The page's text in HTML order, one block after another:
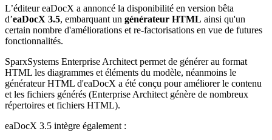
L’éditeur eaDocX a annoncé la disponibilité en version bêta
d’eaDocX 3.5, embarquant un générateur HTML ainsi qu'un
certain nombre d'améliorations et re-factorisations en vue de futures
fonctionnalités.
SparxSystems Enterprise Architect permet de générer au format
HTML les diagrammes et éléments du modèle, néanmoins le
générateur HTML d'eaDocX a été conçu pour améliorer le contenu
et les fichiers générés (Enterprise Architect génère de nombreux
répertoires et fichiers HTML).
eaDocX 3.5 intègre également :